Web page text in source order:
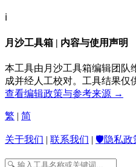
ℹ️
月沙工具箱 | 内容与使用声明
本工具由月沙工具箱编辑团队
成并经人工校对。工具结果仅
查看编辑政策与参考来源 →
繁 | 简
关于我们 | 联系我们 | 🛡️隐私政